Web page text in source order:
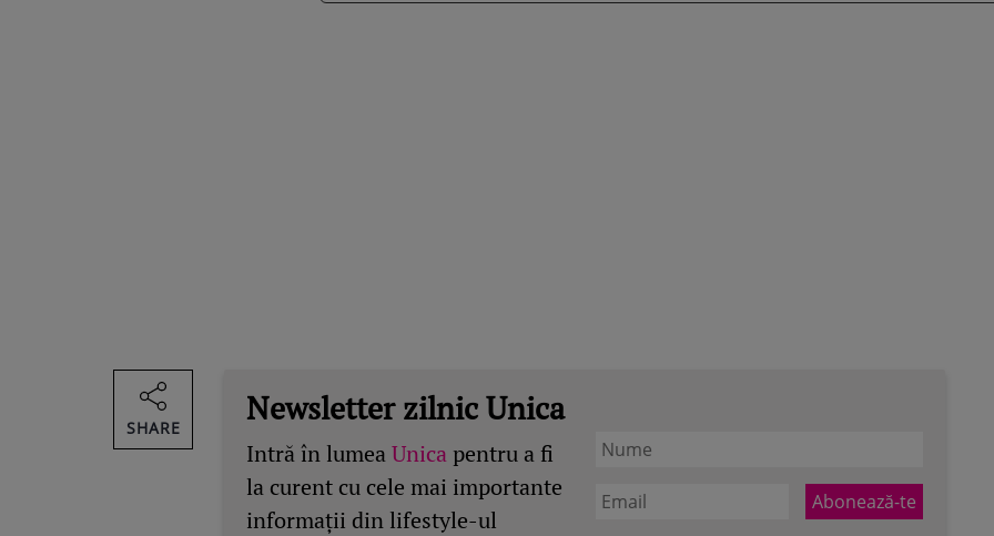
Newsletter zilnic Unica
Intră în lumeaUnica pentru a fi
la curent cu cele mai importante
informații din lifestyle-ul
SHARE